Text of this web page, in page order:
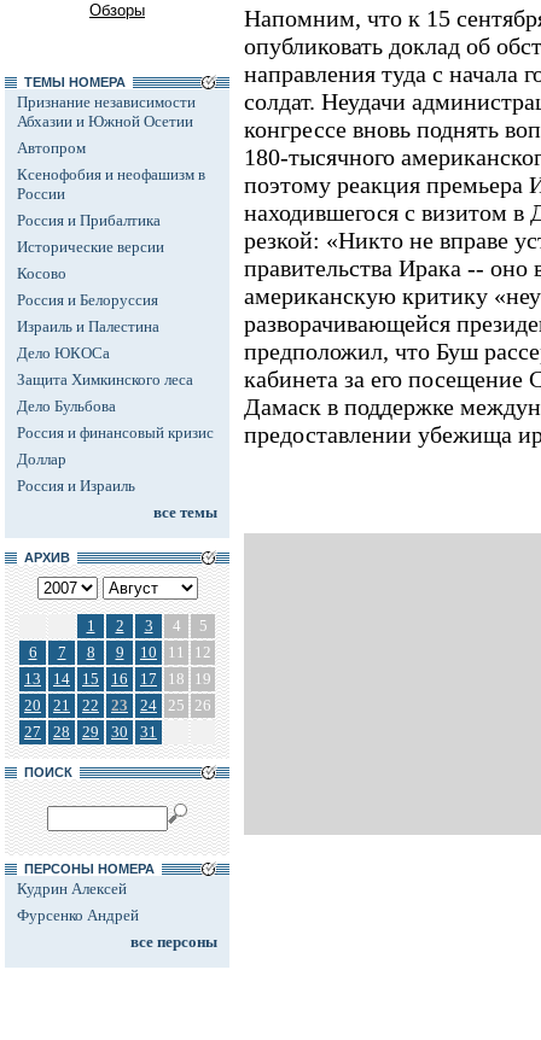
Обзоры
ТЕМЫ НОМЕРА
Признание независимости
Абхазии и Южной Осетии
Автопром
Ксенофобия и неофашизм в
России
Россия и Прибалтика
Исторические версии
Косово
Россия и Белоруссия
Израиль и Палестина
Дело ЮКОСа
Защита Химкинского леса
Дело Бульбова
Россия и финансовый кризис
Доллар
Россия и Израиль
все темы
АРХИВ
1 2 3 4
5
6
7 8 9 10 11
12
13
14 15 16 17 18
19
20
21 22 23 24 25 26
27
28 29 30 31
ПОИСК
ПЕРСОНЫ НОМЕРА
Кудрин Алексей
Фурсенко Андрей
все персоны
Напомним, что к 15
опубликовать доклад об
направления туда с начала
солдат. Неудачи
конгрессе вновь поднять
180-тысячного
поэтому реакция
находившегося с визитом в
резкой: «Никто не вправе
правительства Ирака --
американскую критику
разворачивающейся
предположил, что Буш
кабинета за его
Дамаск в поддержке
предоставлении убежища